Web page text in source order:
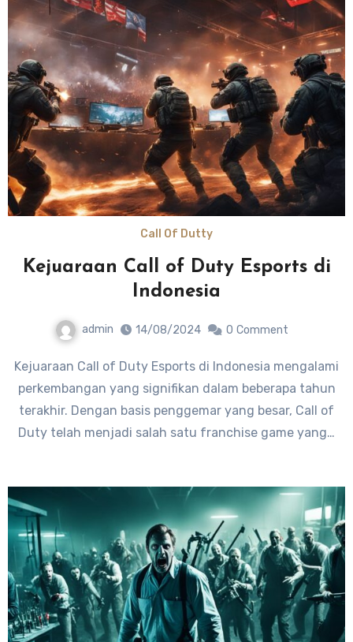
Call Of Dutty
Kejuaraan Call of Duty Esports di
Indonesia
admin 14/08/2024 0 Comment
Kejuaraan Call of Duty Esports di Indonesia mengalami
perkembangan yang signifikan dalam beberapa tahun
terakhir. Dengan basis penggemar yang besar, Call of
Duty telah menjadi salah satu franchise game yang…